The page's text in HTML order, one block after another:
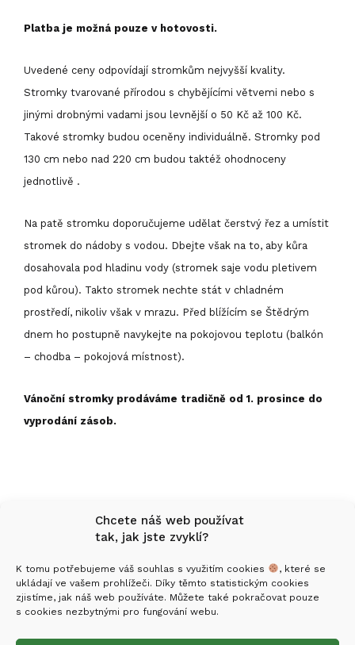
Chcete náš web používat
tak, jak jste zvyklí?
K tomu potřebujeme váš souhlas s využitím cookies
, které se
ukládají ve vašem prohlížeči. Díky těmto statistickým cookies
zjistíme, jak náš web používáte. Můžete také pokračovat pouze
s cookies nezbytnými pro fungování webu.
Platba je možná pouze v hotovosti.
Uvedené ceny odpovídají stromkům nejvyšší kvality.
Stromky tvarované přírodou s chybějícími větvemi nebo s
jinými drobnými vadami jsou levnější o 50 Kč až 100 Kč.
Takové stromky budou oceněny individuálně. Stromky pod
130 cm nebo nad 220 cm budou taktéž ohodnoceny
jednotlivě .
Na patě stromku doporučujeme udělat čerstvý řez a umístit
stromek do nádoby s vodou. Dbejte však na to, aby kůra
dosahovala pod hladinu vody (stromek saje vodu pletivem
pod kůrou). Takto stromek nechte stát v chladném
prostředí, nikoliv však v mrazu. Před blížícím se Štědrým
dnem ho postupně navykejte na pokojovou teplotu (balkón
– chodba – pokojová místnost).
Vánoční stromky prodáváme tradičně od 1. prosince do
vyprodání zásob.
Mgr. Stanislav Holomek
IČO: 05848636